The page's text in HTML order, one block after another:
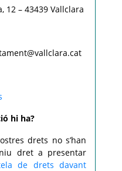
12 – 43439 Vallclara
hi ha?
drets no s’han
dret a presentar
de drets davant